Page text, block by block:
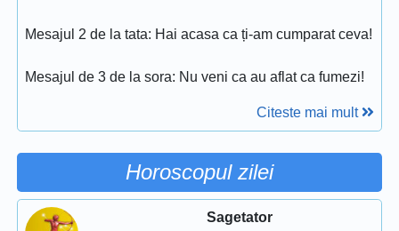
Mesajul 2 de la tata: Hai acasa ca ți-am cumparat ceva!
Mesajul de 3 de la sora: Nu veni ca au aflat ca fumezi!
Citeste mai mult
Horoscopul zilei
Sagetator